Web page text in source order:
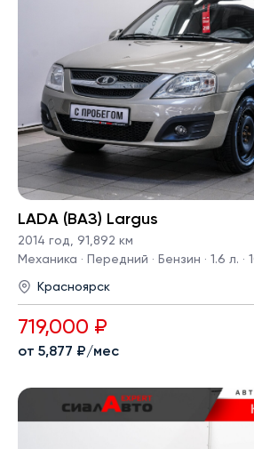
LADA (ВАЗ) Largus
2014 год, 91,892 км
Механика · Передний · Бензин · 1.6 л. ·
Красноярск
719,000 ₽
от 5,877 ₽/мес